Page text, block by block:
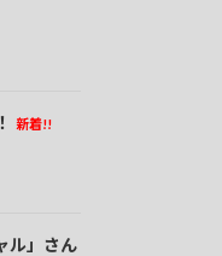
新着!!
ル」さん